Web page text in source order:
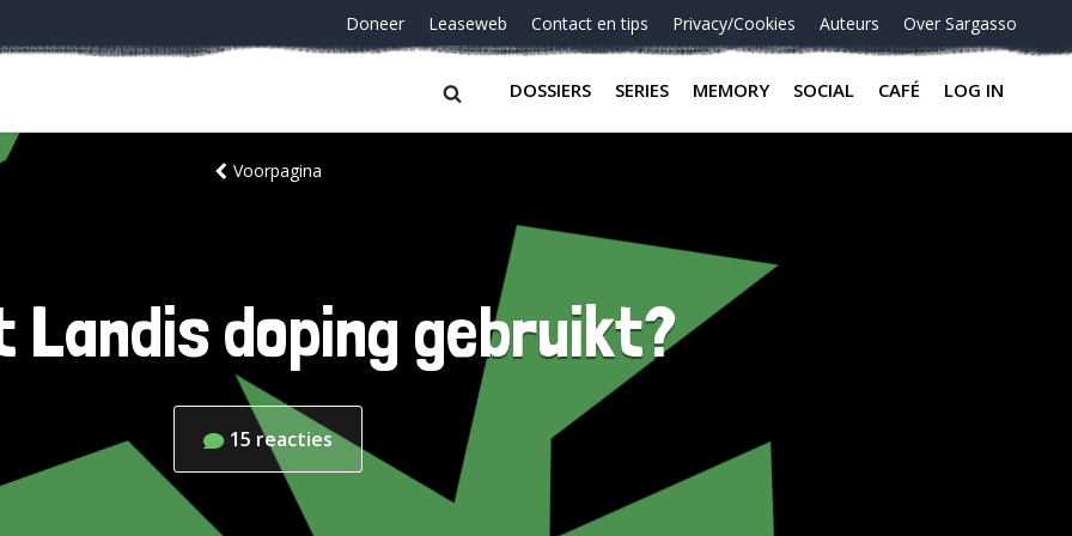
Doneer Leaseweb Contact en tips Privacy/Cookies Auteurs Over Sargasso
DOSSIERS SERIES MEMORY SOCIAL CAFÉ LOG IN
Voorpagina
Landis doping gebruikt?
15 reacties